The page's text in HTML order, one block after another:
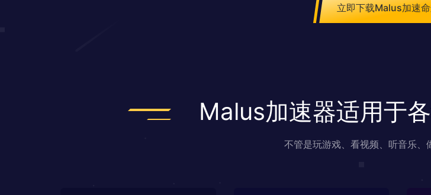
立即下载Malus加速
Malus加速器适用于
不管是玩游戏、看视频、听音乐、